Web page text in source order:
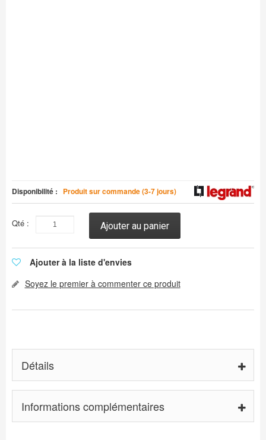
Disponibilité : Produit sur commande (3-7 jours)
Qté : Ajouter au panier
Ajouter à la liste d'envies
Soyez le premier à commenter ce produit
Détails
Informations complémentaires